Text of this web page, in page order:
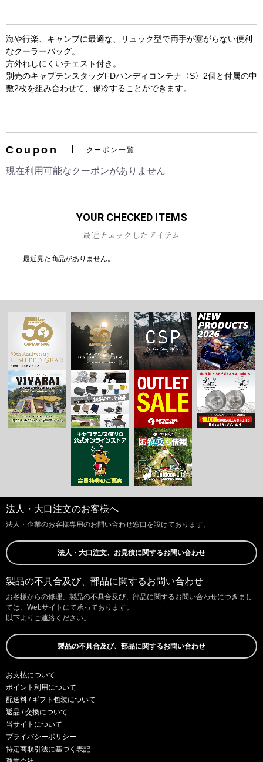
海や行楽、キャンプに最適な、リュック型で両手が塞がらない便利
なクーラーバッグ。
方外れしにくいチェスト付き。
別売のキャプテンスタッグFDハンディコンテナ〈S〉2個と付属の中
敷2枚を組み合わせて、保冷することができます。
Coupon クーポン一覧
現在利用可能なクーポンがありません
YOUR CHECKED ITEMS
最近チェックしたアイテム
最近見た商品がありません。
法人・大口注文のお客様へ
法人・企業のお客様専用のお問い合わせ窓口を設けております。
法人・大口注文、お見積に関するお問い合わせ
製品の不具合及び、部品に関するお問い合わせ
お客様からの修理、製品の不具合及び、部品に関するお問い合わせにつきまし
ては、Webサイトにて承っております。
以下よりご連絡ください。
製品の不具合及び、部品に関するお問い合わせ
お支払について
ポイント利用について
配送料 / ギフト包装について
返品 / 交換について
当サイトについて
プライバシーポリシー
特定商取引法に基づく表記